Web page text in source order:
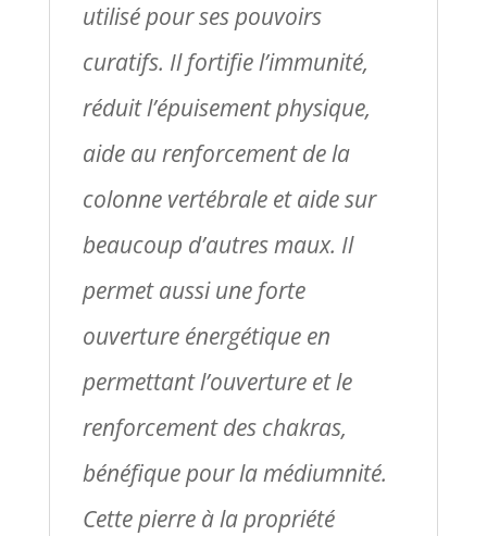
utilisé pour ses pouvoirs
curatifs. Il fortifie l’immunité,
réduit l’épuisement physique,
aide au renforcement de la
colonne vertébrale et aide sur
beaucoup d’autres maux. Il
permet aussi une forte
ouverture énergétique en
permettant l’ouverture et le
renforcement des chakras,
bénéfique pour la médiumnité.
Cette pierre à la propriété